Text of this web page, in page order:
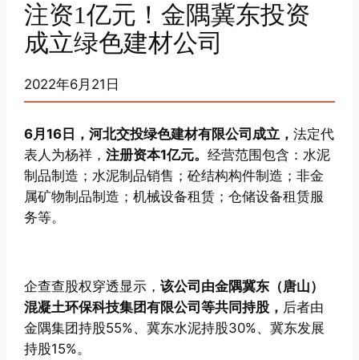
注资1亿元！金隅冀东投资
成立绿色建材公司
2022年6月21日
6月16日，河北交投绿色建材有限公司成立，法定代
表人为杨祥，注册资本1亿元。经营范围包含：水泥
制品制造；水泥制品销售；砼结构构件制造；非金
属矿物制品制造；机械设备租赁；仓储设备租赁服
务等。
企查查股权穿透显示，该公司由金隅冀东（唐山）
混凝土环保科技集团有限公司等共同持股， 后者由
金隅集团持股55%、冀东水泥持股30%、冀东发展
持股15%。